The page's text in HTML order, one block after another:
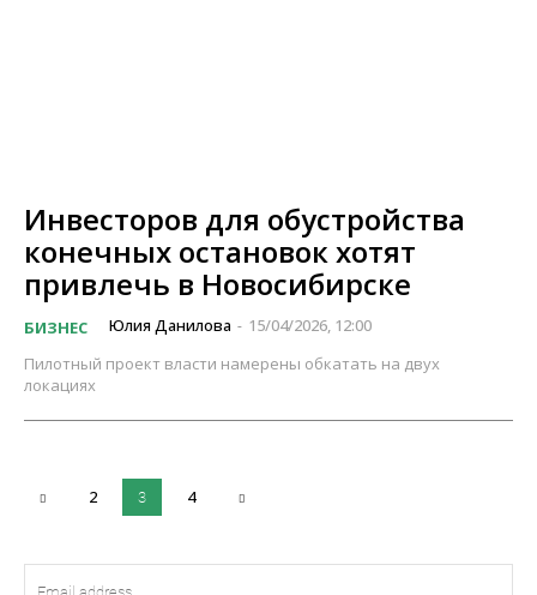
Инвесторов для обустройства
конечных остановок хотят
привлечь в Новосибирске
БИЗНЕС Юлия Данилова - 15/04/2026, 12:00
Пилотный проект власти намерены обкатать на двух
локациях
2 3 4